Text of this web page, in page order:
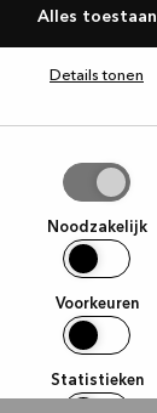
Alles toestaan
Details tonen
Noodzakelijk
Voorkeuren
Statistieken